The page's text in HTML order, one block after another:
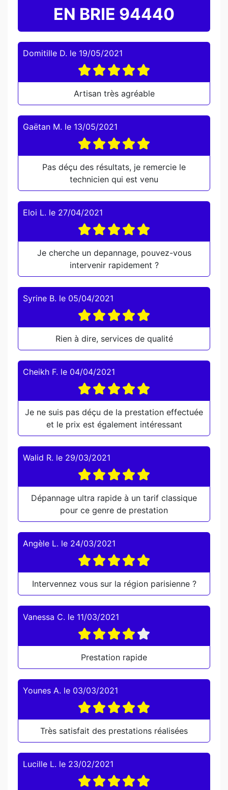
EN BRIE 94440
Domitille D. le 19/05/2021
Artisan très agréable
Gaëtan M. le 13/05/2021
Pas déçu des résultats, je remercie le
technicien qui est venu
Eloi L. le 27/04/2021
Je cherche un depannage, pouvez-vous
intervenir rapidement ?
Syrine B. le 05/04/2021
Rien à dire, services de qualité
Cheikh F. le 04/04/2021
Je ne suis pas déçu de la prestation effectuée
et le prix est également intéressant
Walid R. le 29/03/2021
Dépannage ultra rapide à un tarif classique
pour ce genre de prestation
Angèle L. le 24/03/2021
Intervennez vous sur la région parisienne ?
Vanessa C. le 11/03/2021
Prestation rapide
Younes A. le 03/03/2021
Très satisfait des prestations réalisées
Lucille L. le 23/02/2021